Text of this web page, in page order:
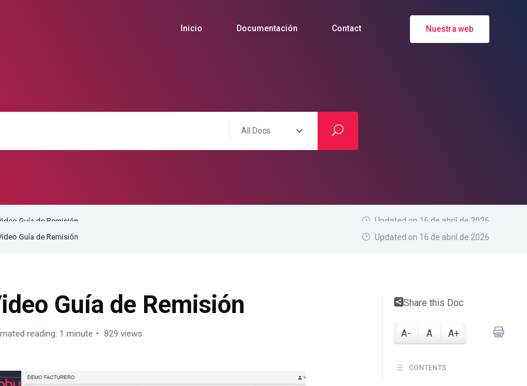
Inicio Documentación Contact Nuestra web
All Docs
Guía de Remisión Updated on 16 de abril de 2026
Guía de Remisión Updated on 16 de abril de 2026
Guía de Remisión
reading: 1 minute 829 views
Share this Doc
A- A A+
CONTENTS